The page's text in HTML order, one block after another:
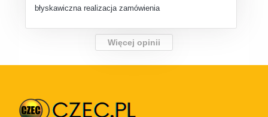
błyskawiczna realizacja zamówienia
Więcej opinii